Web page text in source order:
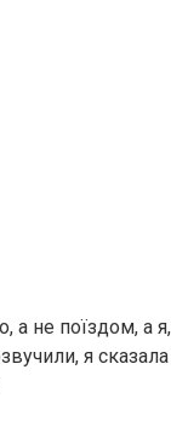
а не поїздом, а
я